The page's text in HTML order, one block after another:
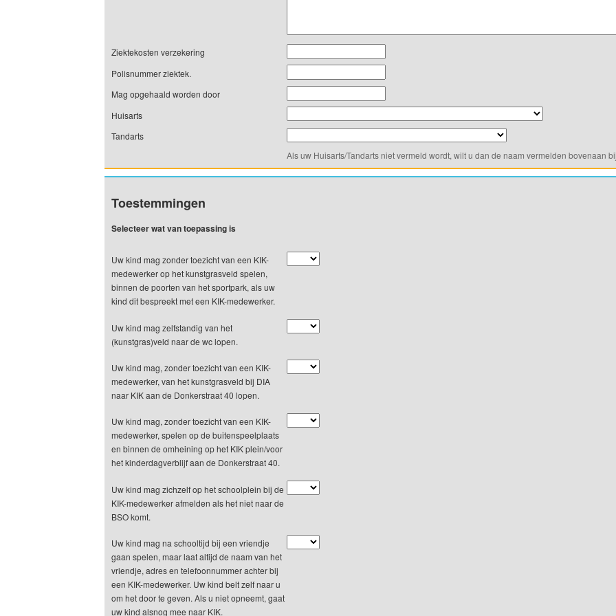
Ziektekosten verzekering
Polisnummer ziektek.
Mag opgehaald worden door
Huisarts
Tandarts
Als uw Huisarts/Tandarts niet vermeld wordt, wilt u dan de naam vermelden bovenaan
Toestemmingen
Selecteer wat van toepassing is
Uw kind mag zonder toezicht van een KIK-
medewerker op het kunstgrasveld spelen,
binnen de poorten van het sportpark, als uw
kind dit bespreekt met een KIK-medewerker.
Uw kind mag zelfstandig van het
(kunstgras)veld naar de wc lopen.
Uw kind mag, zonder toezicht van een KIK-
medewerker, van het kunstgrasveld bij DIA
naar KIK aan de Donkerstraat 40 lopen.
Uw kind mag, zonder toezicht van een KIK-
medewerker, spelen op de buitenspeelplaats
en binnen de omheining op het KIK plein/voor
het kinderdagverblijf aan de Donkerstraat 40.
Uw kind mag zichzelf op het schoolplein bij de
KIK-medewerker afmelden als het niet naar de
BSO komt.
Uw kind mag na schooltijd bij een vriendje
gaan spelen, maar laat altijd de naam van het
vriendje, adres en telefoonnummer achter bij
een KIK-medewerker. Uw kind belt zelf naar u
om het door te geven. Als u niet opneemt, gaat
uw kind alsnog mee naar KIK.